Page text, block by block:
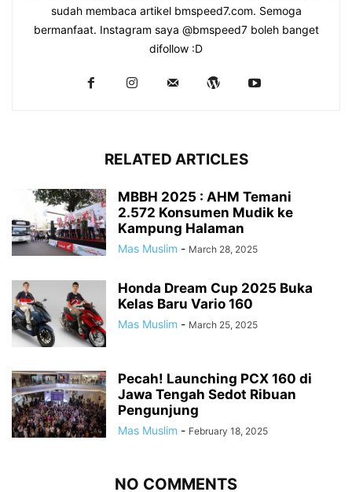
sudah membaca artikel bmspeed7.com. Semoga
bermanfaat. Instagram saya @bmspeed7 boleh banget
difollow :D
RELATED ARTICLES
MBBH 2025 : AHM Temani
2.572 Konsumen Mudik ke
Kampung Halaman
Mas Muslim - March 28, 2025
Honda Dream Cup 2025 Buka
Kelas Baru Vario 160
Mas Muslim - March 25, 2025
Pecah! Launching PCX 160 di
Jawa Tengah Sedot Ribuan
Pengunjung
Mas Muslim - February 18, 2025
NO COMMENTS